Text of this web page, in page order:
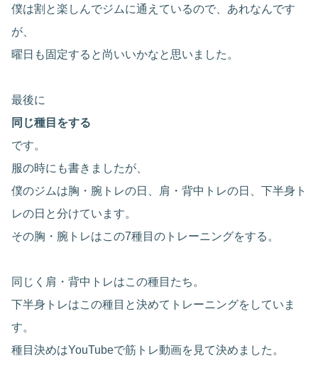
僕は割と楽しんでジムに通えているので、あれなんです
が、
曜日も固定すると尚いいかなと思いました。
最後に
同じ種目をする
です。
服の時にも書きましたが、
僕のジムは胸・腕トレの日、肩・背中トレの日、下半身ト
レの日と分けています。
その胸・腕トレはこの7種目のトレーニングをする。
同じく肩・背中トレはこの種目たち。
下半身トレはこの種目と決めてトレーニングをしていま
す。
種目決めはYouTubeで筋トレ動画を見て決めました。